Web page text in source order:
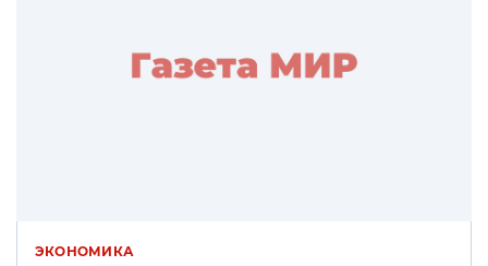
ЭКОНОМИКА